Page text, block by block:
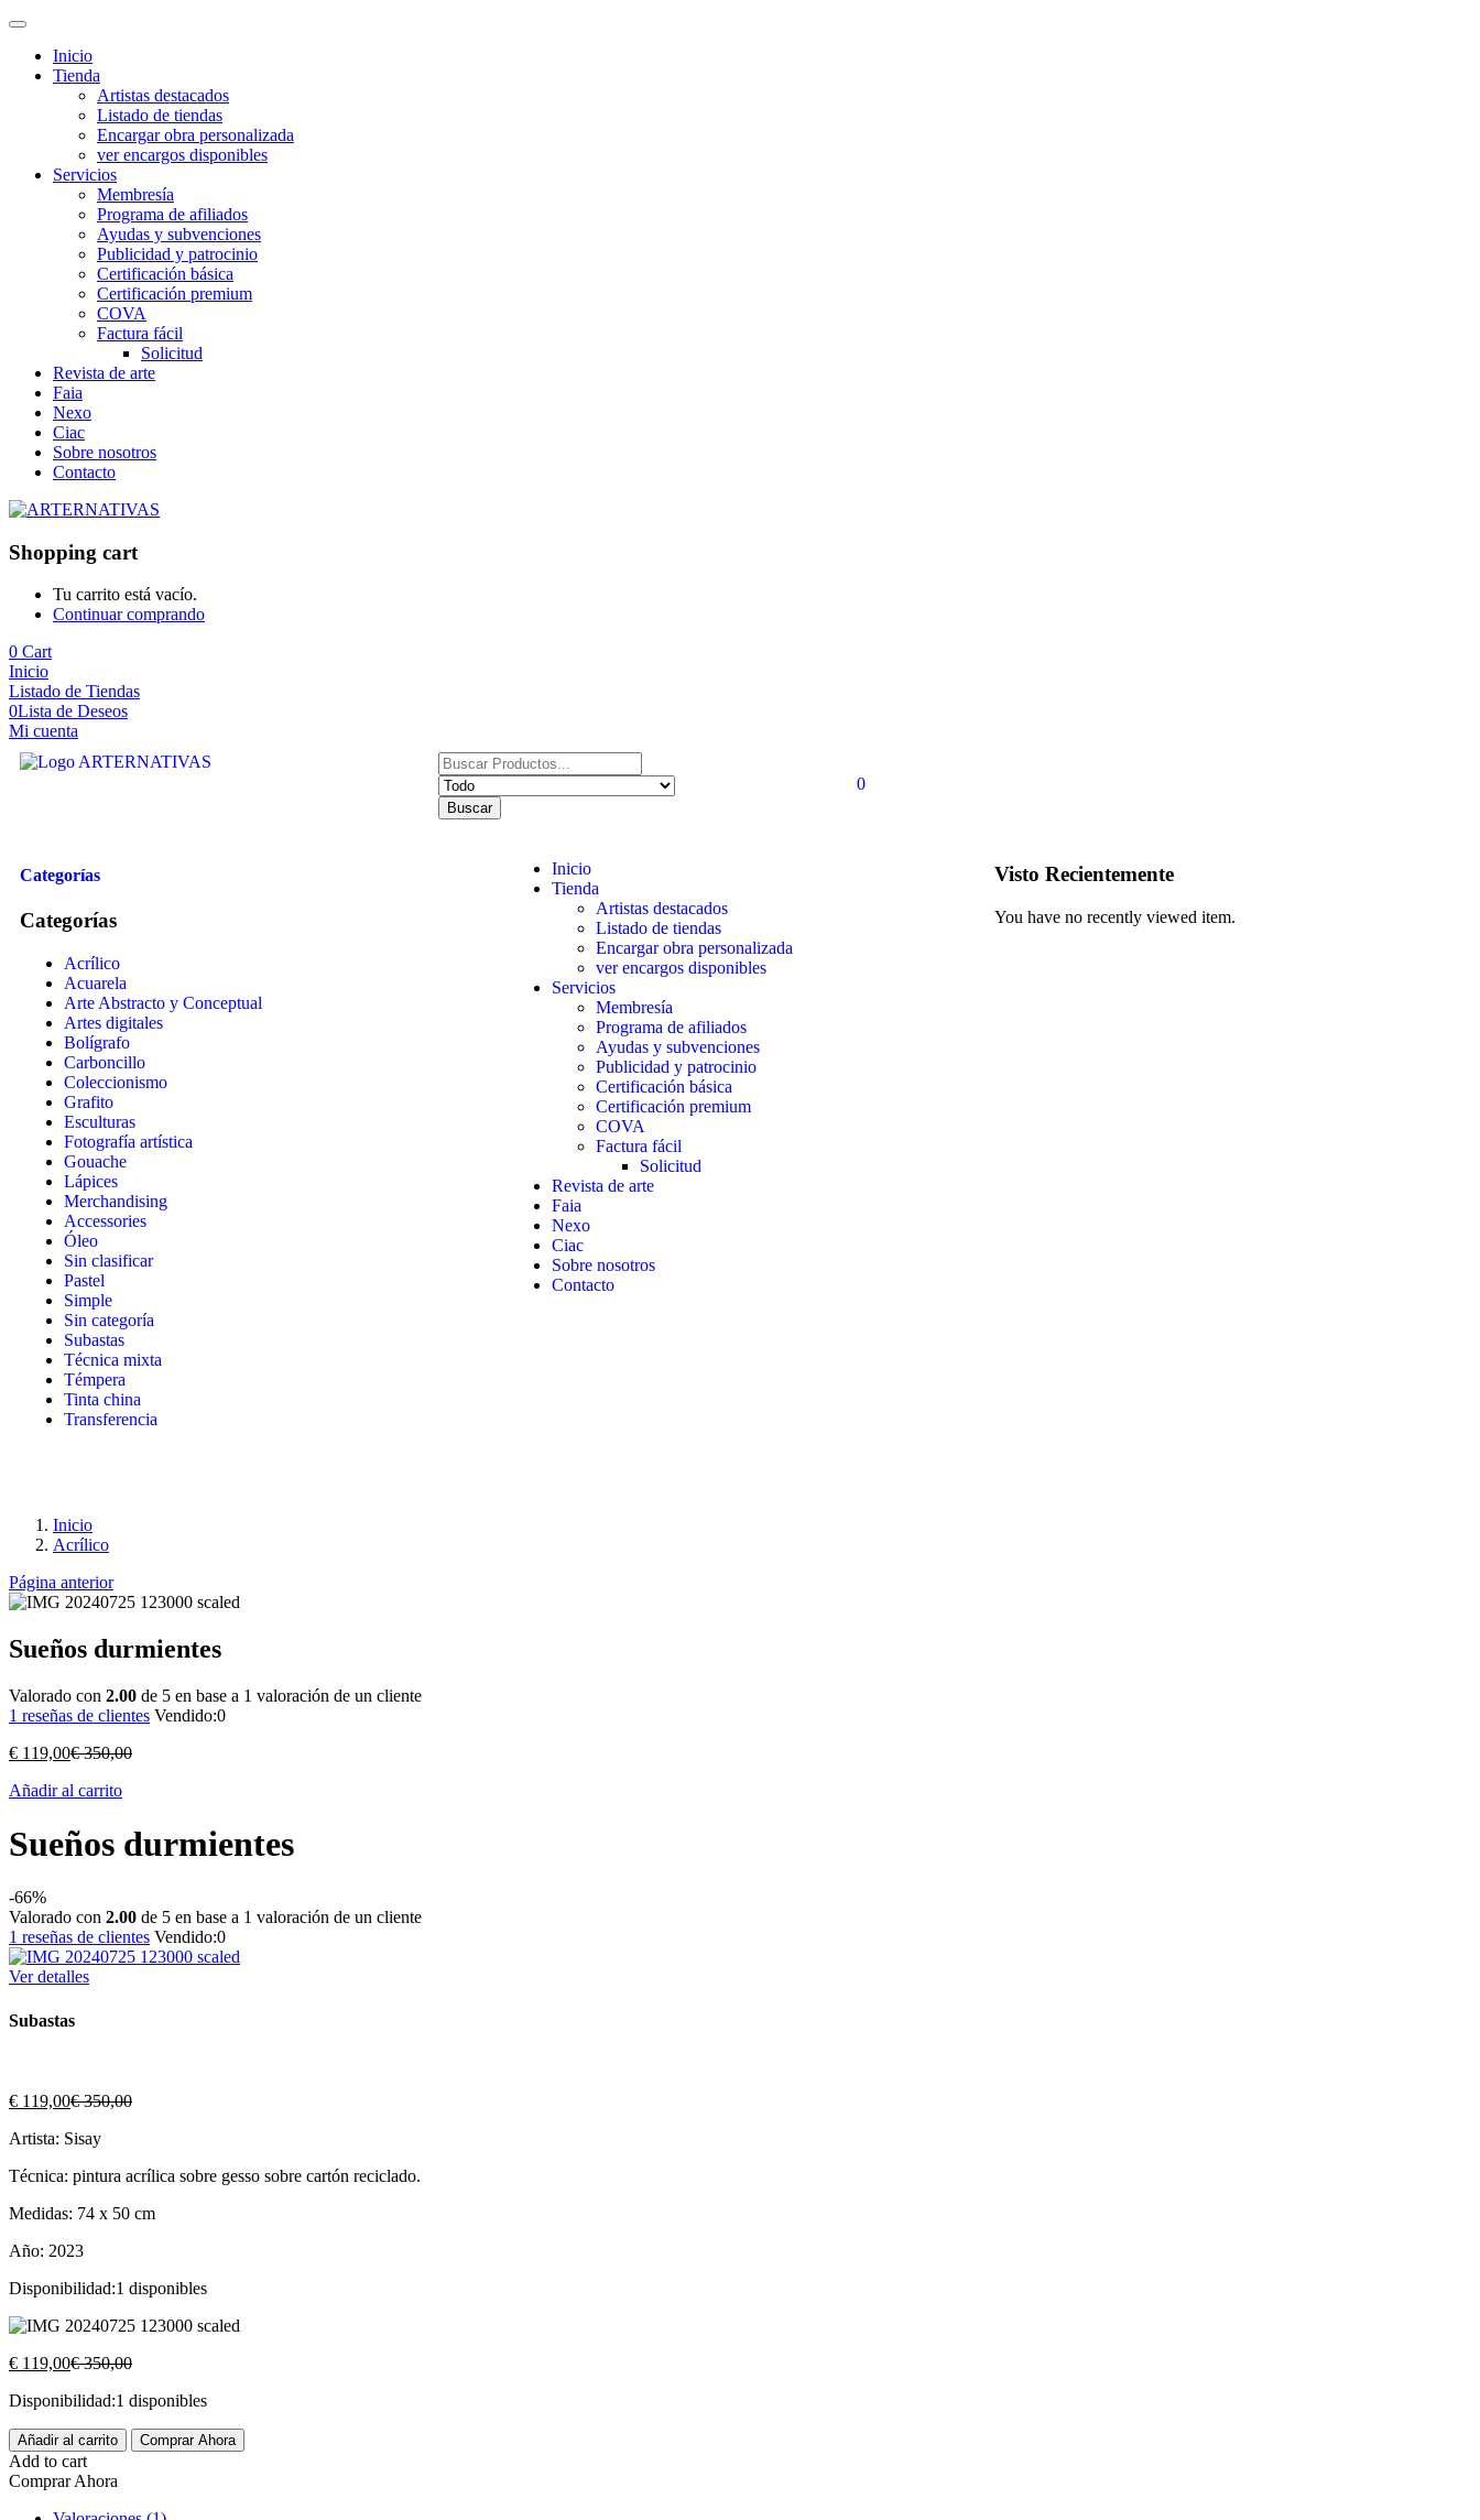
Inicio
Tienda
Artistas destacados
Listado de tiendas
Encargar obra personalizada
ver encargos disponibles
Servicios
Membresía
Programa de afiliados
Ayudas y subvenciones
Publicidad y patrocinio
Certificación básica
Certificación premium
COVA
Factura fácil
Solicitud
Revista de arte
Faia
Nexo
Ciac
Sobre nosotros
Contacto
Shopping cart
Tu carrito está vacío.
Continuar comprando
0 Cart
Inicio
Listado de Tiendas
0Lista de Deseos
Mi cuenta
Buscar
0
Categorías
Categorías
Acrílico
Acuarela
Arte Abstracto y Conceptual
Artes digitales
Bolígrafo
Carboncillo
Coleccionismo
Grafito
Esculturas
Fotografía artística
Gouache
Lápices
Merchandising
Accessories
Óleo
Sin clasificar
Pastel
Simple
Sin categoría
Subastas
Técnica mixta
Témpera
Tinta china
Transferencia
Inicio
Tienda
Artistas destacados
Listado de tiendas
Encargar obra personalizada
ver encargos disponibles
Servicios
Membresía
Programa de afiliados
Ayudas y subvenciones
Publicidad y patrocinio
Certificación básica
Certificación premium
COVA
Factura fácil
Solicitud
Revista de arte
Faia
Nexo
Ciac
Sobre nosotros
Contacto
Visto Recientemente
You have no recently viewed item.
Inicio
Acrílico
Página anterior
Sueños durmientes
Valorado con 2.00 de 5 en base a 1 valoración de un cliente
1 reseñas de clientes Vendido:0
€ 119,00€350,00
Añadir al carrito
Sueños durmientes
-66%
Valorado con 2.00 de 5 en base a 1 valoración de un cliente
1 reseñas de clientes Vendido:0
Ver detalles
Subastas
€ 119,00€350,00
Artista: Sisay
Técnica: pintura acrílica sobre gesso sobre cartón reciclado.
Medidas: 74 x 50 cm
Año: 2023
Disponibilidad:1 disponibles
€ 119,00€350,00
Disponibilidad:1 disponibles
Añadir al carrito Comprar Ahora
Add to cart
Comprar Ahora